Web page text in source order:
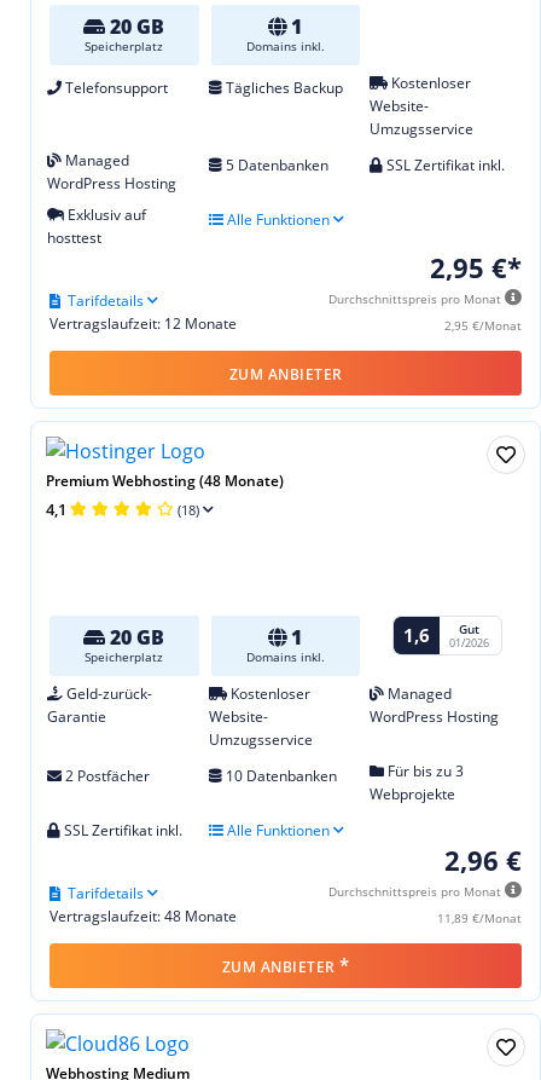
20 GB
Speicherplatz
1
Domains inkl.
Telefonsupport Tägliches Backup
Kostenloser
Website-
Umzugsservice
Managed
WordPress Hosting
5 Datenbanken SSL Zertifikat inkl.
Exklusiv auf
hosttest
Alle Funktionen
2,95 €*
Durchschnittspreis pro Monat
2,95 €/Monat
Vertragslaufzeit: 12 Monate
Tarifdetails
ZUM ANBIETER
Premium Webhosting (48 Monate)
4,1 (18)
20 GB
Speicherplatz
1
Domains inkl.
1,6 Gut
01/2026
Geld-zurück-
Garantie
Kostenloser
Website-
Umzugsservice
Managed
WordPress Hosting
2 Postfächer 10 Datenbanken
Für bis zu 3
Webprojekte
SSL Zertifikat inkl.
Alle Funktionen
2,96 €
Durchschnittspreis pro Monat
11,89 €/Monat
Vertragslaufzeit: 48 Monate
Tarifdetails
ZUM ANBIETER *
Webhosting Medium